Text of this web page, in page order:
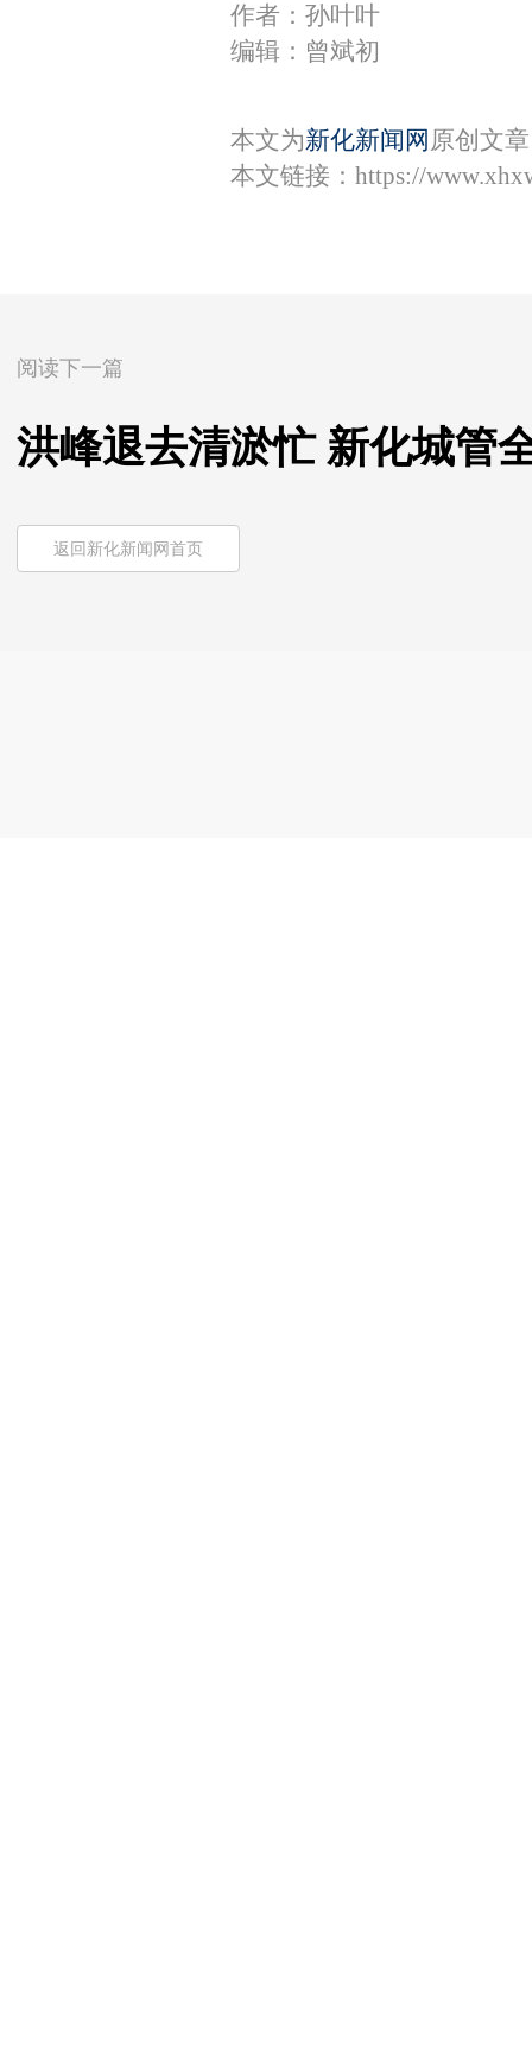
作者：孙叶叶
编辑：曾斌初
本文为新化新闻网 原创文
本文链接： https://
阅读下一篇
洪峰退去清淤忙 新化城管
返回新化新闻网首页